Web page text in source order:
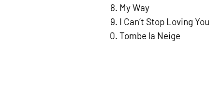
My Way
I Can’t Stop Loving You
Tombe la Neige